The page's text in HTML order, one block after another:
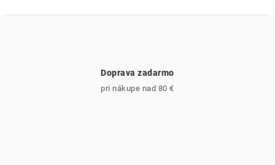
Doprava zadarmo
pri nákupe nad 80 €